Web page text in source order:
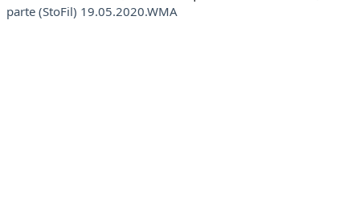
parte (StoFil) 19.05.2020.WMA